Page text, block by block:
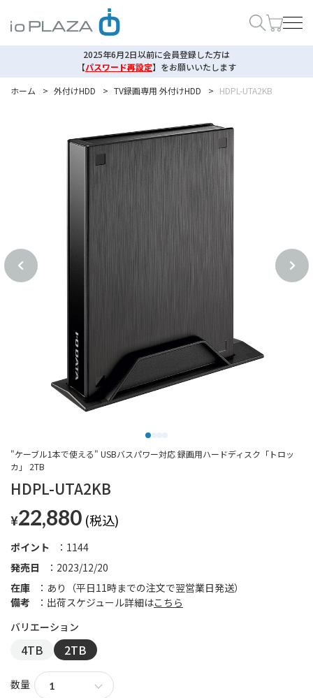
2025年6月2日以前に会員登録した方は
【パスワード再設定】 をお願いいたします
ホーム
> 外付けHDD > TV録画専用 外付けHDD > HDPL-UTA2KB
HDPL-UTA2KB
"ケーブル1本で使える" USBバスパワー対応 録画用ハードディスク「トロッ
カ」 2TB
¥22,880
発売日 2023/12/20
ポイント 1144
在庫
あり（平日11時までの注文で翌営業日発送）
備考
出荷スケジュール詳細はこちら
4TB 2TB
数量